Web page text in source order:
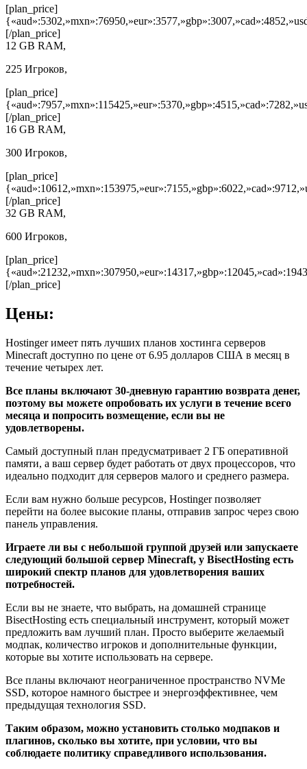
[plan_price]
[/plan_price]
12 GB RAM,
225 Игроков,
[plan_price]
[/plan_price]
16 GB RAM,
300 Игроков,
[plan_price]
[/plan_price]
32 GB RAM,
600 Игроков,
[plan_price]
[/plan_price]
Цены:
Hostinger имеет пять лучших планов хостинга серверов
Minecraft доступно по цене от 6.95 долларов США в месяц в
течение четырех лет.
Все планы включают 30-дневную гарантию возврата денег,
поэтому вы можете опробовать их услуги в течение всего
месяца и попросить возмещение, если вы не
удовлетворены.
Самый доступный план предусматривает 2 ГБ оперативной
памяти, а ваш сервер будет работать от двух процессоров, что
идеально подходит для серверов малого и среднего размера.
Если вам нужно больше ресурсов, Hostinger позволяет
перейти на более высокие планы, отправив запрос через свою
панель управления.
Играете ли вы с небольшой группой друзей или запускаете
следующий большой сервер Minecraft, у BisectHosting есть
широкий спектр планов для удовлетворения ваших
потребностей.
Если вы не знаете, что выбрать, на домашней странице
BisectHosting есть специальный инструмент, который может
предложить вам лучший план. Просто выберите желаемый
модпак, количество игроков и дополнительные функции,
которые вы хотите использовать на сервере.
Все планы включают неограниченное пространство NVMe
SSD, которое намного быстрее и энергоэффективнее, чем
предыдущая технология SSD.
Таким образом, можно установить столько модпаков и
плагинов, сколько вы хотите, при условии, что вы
соблюдаете политику справедливого использования.